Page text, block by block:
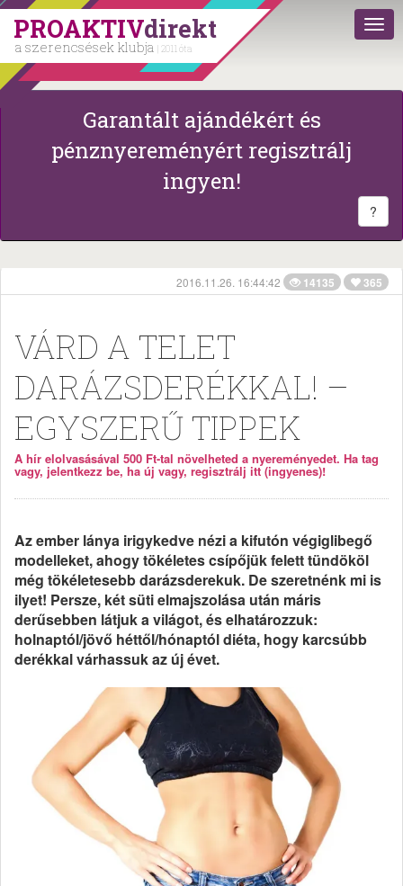
PROAKTIVdirekt
a szerencsések klubja | 2011 óta
Garantált ajándékért és
pénznyereményért regisztrálj
ingyen!
?
2016.11.26. 16:44:42 14135 365
VÁRD A TELET
DARÁZSDERÉKKAL! –
EGYSZERŰ TIPPEK
A hír elolvasásával 500 Ft-tal növelheted a nyereményedet. Ha tag
vagy, jelentkezz be, ha új vagy, regisztrálj itt (ingyenes)!
Az ember lánya irigykedve nézi a kifutón végiglibegő
modelleket, ahogy tökéletes csípőjük felett tündököl
még tökéletesebb darázsderekuk. De szeretnénk mi is
ilyet! Persze, két süti elmajszolása után máris
derűsebben látjuk a világot, és elhatározzuk:
holnaptól/jövő héttől/hónaptól diéta, hogy karcsúbb
derékkal várhassuk az új évet.